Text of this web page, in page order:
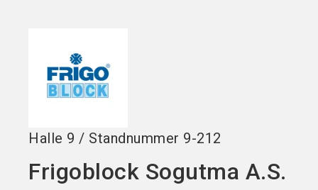
Halle 9 / Standnummer 9-212
Frigoblock Sogutma A.S.